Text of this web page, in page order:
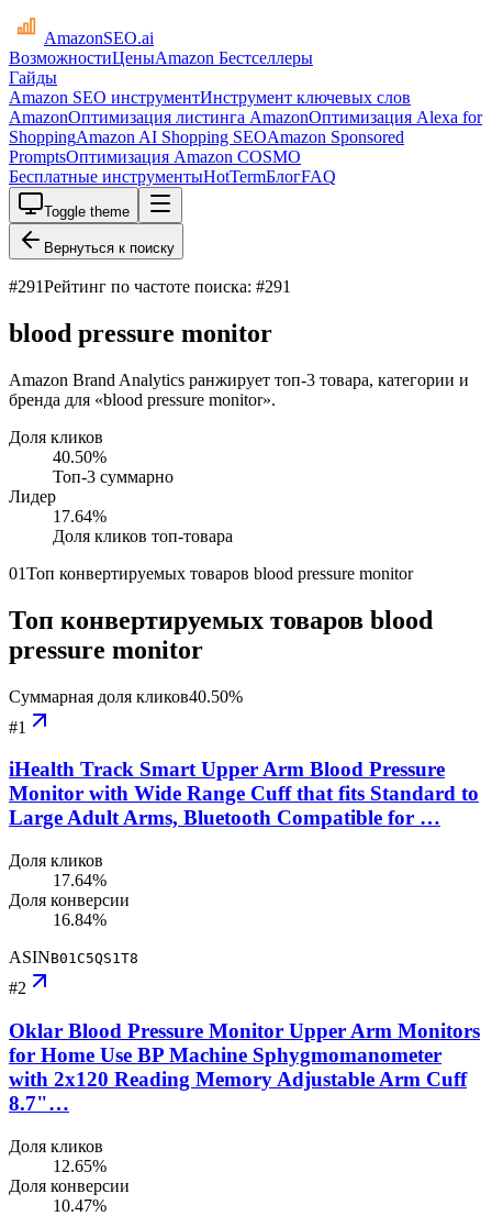
AmazonSEO.ai
ВозможностиЦеныAmazon Бестселлеры
Гайды
Amazon SEO инструментИнструмент ключевых слов
AmazonОптимизация листинга AmazonОптимизация Alexa for
ShoppingAmazon AI Shopping SEOAmazon Sponsored
PromptsОптимизация Amazon COSMO
Бесплатные инструментыHotTermБлогFAQ
Toggle theme
Вернуться к поиску
#291Рейтинг по частоте поиска: #291
blood pressure monitor
Amazon Brand Analytics ранжирует топ-3 товара, категории и
бренда для «blood pressure monitor».
Доля кликов
40.50%
Топ-3 суммарно
Лидер
17.64%
Доля кликов топ-товара
01Топ конвертируемых товаров blood pressure monitor
Топ конвертируемых товаров blood
pressure monitor
Суммарная доля кликов40.50%
#1
iHealth Track Smart Upper Arm Blood Pressure
Monitor with Wide Range Cuff that fits Standard to
Large Adult Arms, Bluetooth Compatible for …
Доля кликов
17.64%
Доля конверсии
16.84%
ASINB01C5QS1T8
#2
Oklar Blood Pressure Monitor Upper Arm Monitors
for Home Use BP Machine Sphygmomanometer
with 2x120 Reading Memory Adjustable Arm Cuff
8.7"…
Доля кликов
12.65%
Доля конверсии
10.47%